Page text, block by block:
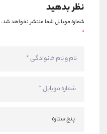
نظر بدهید
شماره موبایل شما منتشر نخواهد شد.
*